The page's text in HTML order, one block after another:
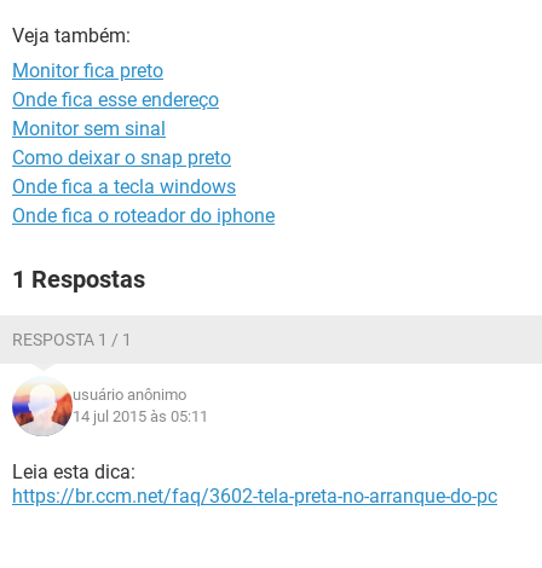
Veja também:
Monitor fica preto
Onde fica esse endereço
Monitor sem sinal
Como deixar o snap preto
Onde fica a tecla windows
Onde fica o roteador do iphone
1 Respostas
RESPOSTA 1 / 1
usuário anônimo
14 jul 2015 às 05:11
Leia esta dica:
https://br.ccm.net/faq/3602-tela-preta-no-arranque-do-pc